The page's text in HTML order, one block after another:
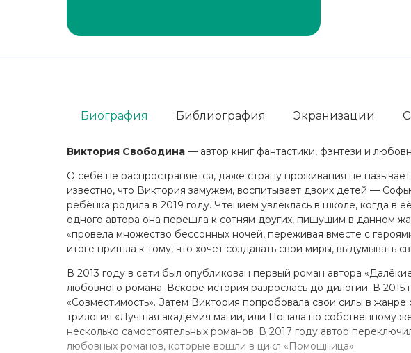
Виктория Свободина — автор книг фантастики, фэнтези и
О себе не распространяется, даже страну проживания не
известно, что Виктория замужем, воспитывает двоих детей —
ребёнка родила в 2019 году. Чтением увлеклась в школе, когда в
одного автора она перешла к сотням других, пишущим в данном
«провела множество бессонных ночей, переживая вместе с
итоге пришла к тому, что хочет создавать свои миры, выдумывать
В 2013 году в сети был опубликован первый роман автора
любовного романа. Вскоре история разрослась до дилогии. В
«Совместимость». Затем Виктория попробовала свои силы в
трилогия «Лучшая академия магии, или Попала по собственному
несколько самостоятельных романов. В 2017 году автор
любовных романов, которые вошли в цикл «Помощница».
Биография Библиография Экранизации